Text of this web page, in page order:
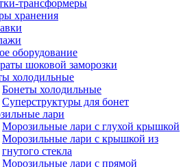
трансформеры
хранения
оборудование
шоковой заморозки
холодильные
Бонеты холодильные
Суперструктуры для бонет
лари
Морозильные лари с глухой крышкой
Морозильные лари с крышкой из
гнутого стекла
Морозильные лари с прямой